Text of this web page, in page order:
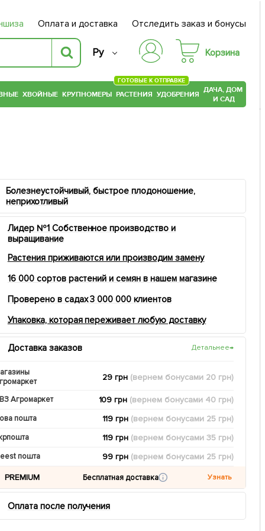
Оплата и доставка Отследить заказ и бонусы
Ру Корзина
ХВОЙНЫЕ КРУПНОМЕРЫ РАСТЕНИЯ
ГОТОВЫЕ К ОТПРАВКЕ
УДОБРЕНИЯ ДАЧА, ДОМ
И САД
Болезнеустойчивый, быстрое плодоношение,
неприхотливый
Лидер №1 Собственное производство и
выращивание
Растения приживаются или производим замену
16 000 сортов растений и семян в нашем магазине
Проверено в садах 3 000 000 клиентов
Упаковка, которая переживает любую доставку
Доставка заказов Детальнее→
29 грн (вернем бонусами 20 грн)
Агромаркет 109 грн (вернем бонусами 40 грн)
пошта 119 грн (вернем бонусами 25 грн)
119 грн (вернем бонусами35 грн)
пошта 99 грн (вернем бонусами 25 грн)
PREMIUM Бесплатная доставка Узнать
Оплата после получения